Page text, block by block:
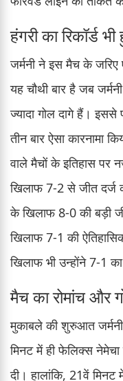
हंगरी का रिकॉर्ड
जर्मनी ने इस मैच के जरिए
यह चौथी बार है जब
ज्यादा गोल दागे हैं। इससे
तीन बार ऐसा कारनामा
वाले मैचों के इतिहास पर
खिलाफ 7-2 से जीत
के खिलाफ 8-0 की बड़ी
खिलाफ 7-1 की
खिलाफ भी उन्होंने 7-1
मैच का रोमांच और
मुकाबले की शुरुआत
मिनट में ही फेलिक्स
दी। हालांकि, 21वें